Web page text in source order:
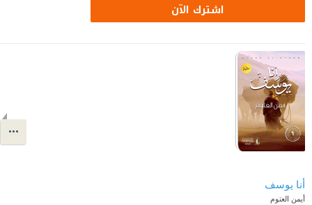
اشترك الآن
أنا يوسف
أيمن العتوم